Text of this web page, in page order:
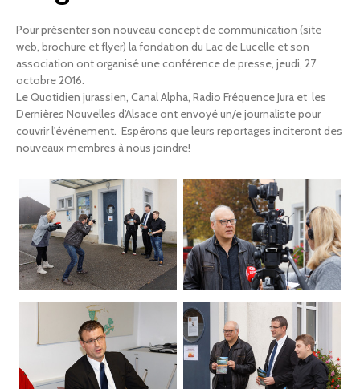
Devenir membre
Pour présenter son nouveau concept de communication (site
web, brochure et flyer) la fondation du Lac de Lucelle et son
association ont organisé une conférence de presse, jeudi, 27
octobre 2016.
Le Quotidien jurassien, Canal Alpha, Radio Fréquence Jura et les
Dernières Nouvelles d'Alsace ont envoyé un/e journaliste pour
couvrir l'événement. Espérons que leurs reportages inciteront des
nouveaux membres à nous joindre!